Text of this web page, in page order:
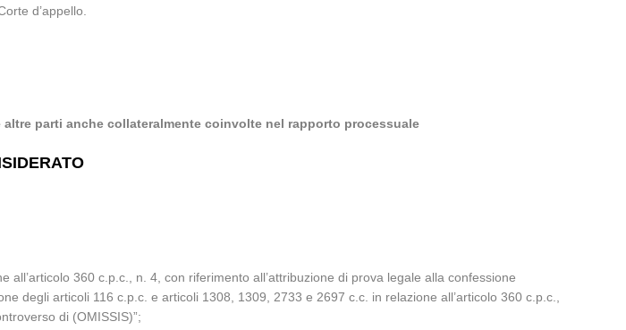
d’appello.
parti anche collateralmente coinvolte nel rapporto processuale
360 c.p.c., n. 4, con riferimento all’attribuzione di prova legale alla confessione
degli articoli 116 c.p.c. e articoli 1308, 1309, 2733 e 2697 c.c. in relazione all’articolo 360 c.p.c.,
di (OMISSIS)”;